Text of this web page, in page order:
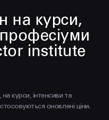
на курси,
institute
курси, інтенсиви та
оновлені ціни.